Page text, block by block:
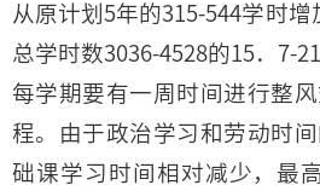
从原计划5年的315-544学时增
总学时数3036-4528的15．7-
每学期要有一周时间进行整
程。由于政治学习和劳动时
础课学习时间相对减少，最